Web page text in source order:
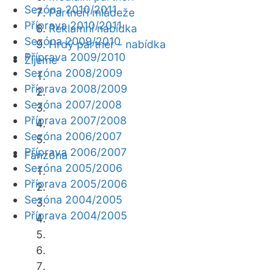
Partneři mládeže
Reklamní nabídka
Hrdý partner - nabídka
Žijeme
Fanzóna
Sezóna 2010/2011
Příprava 2010/2011
Sezóna 2009/2010
Příprava 2009/2010
Sezóna 2008/2009
Příprava 2008/2009
Sezóna 2007/2008
Příprava 2007/2008
Sezóna 2006/2007
Příprava 2006/2007
Sezóna 2005/2006
Příprava 2005/2006
Sezóna 2004/2005
Příprava 2004/2005